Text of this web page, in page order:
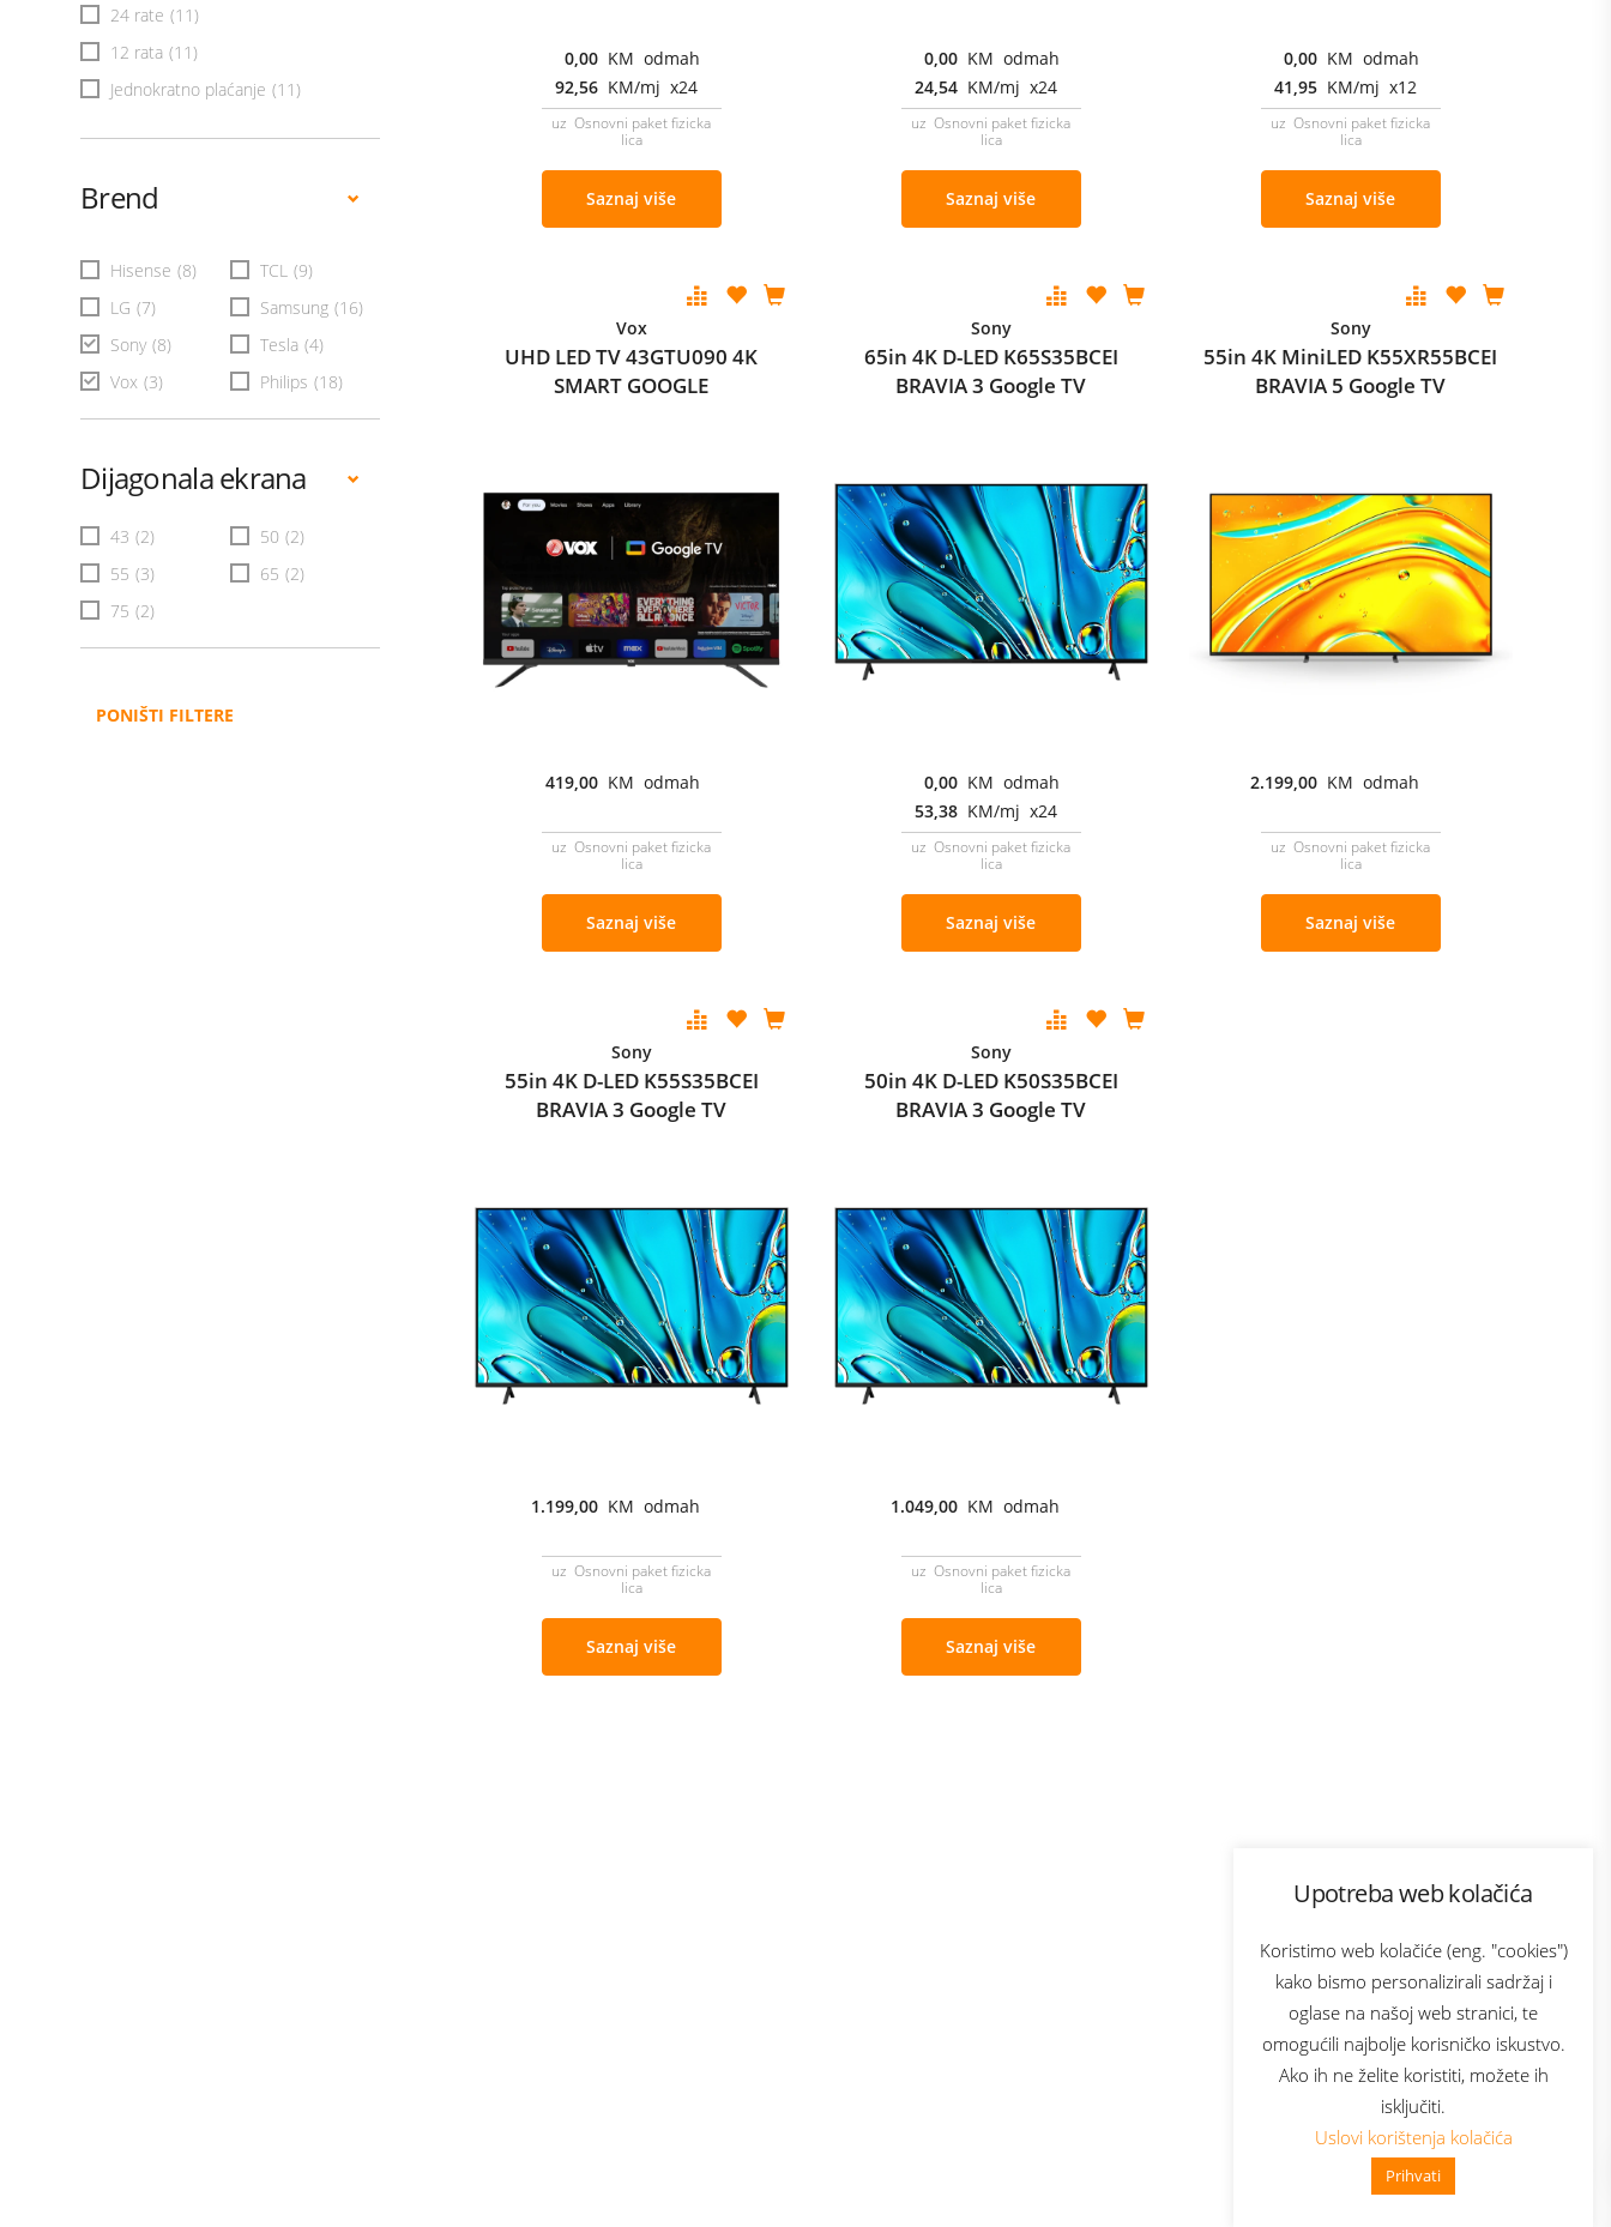
Upotreba web kolačića
Koristimo web kolačiće (eng. "cookies")
kako bismo personalizirali sadržaj i
oglase na našoj web stranici, te
omogućili najbolje korisničko iskustvo.
Ako ih ne želite koristiti, možete ih
isključiti.
Uslovi korištenja kolačića
Prihvati
👋 Zdravo, kako mogu pomoći?
24 rate (11)
12 rata (11)
Jednokratno plaćanje (11)
Brend
Hisense (8) TCL (9)
LG (7) Samsung (16)
Sony (8) Tesla (4)
Vox (3) Philips (18)
Dijagonala ekrana
43 (2) 50 (2)
55 (3) 65 (2)
75 (2)
PONIŠTI FILTERE
0,00 KM odmah
92,56 KM/mj x24
uz Osnovni paket fizicka
lica
Saznaj više
0,00 KM odmah
24,54 KM/mj x24
uz Osnovni paket fizicka
lica
Saznaj više
0,00 KM odmah
41,95 KM/mj x12
uz Osnovni paket fizicka
lica
Saznaj više
Vox
UHD LED TV 43GTU090 4K
SMART GOOGLE
419,00 KM odmah
uz Osnovni paket fizicka
lica
Saznaj više
Sony
65in 4K D-LED K65S35BCEI
BRAVIA 3 Google TV
0,00 KM odmah
53,38 KM/mj x24
uz Osnovni paket fizicka
lica
Saznaj više
Sony
55in 4K MiniLED K55XR55BCEI
BRAVIA 5 Google TV
2.199,00 KM odmah
uz Osnovni paket fizicka
lica
Saznaj više
Sony
55in 4K D-LED K55S35BCEI
BRAVIA 3 Google TV
1.199,00 KM odmah
uz Osnovni paket fizicka
lica
Saznaj više
Sony
50in 4K D-LED K50S35BCEI
BRAVIA 3 Google TV
1.049,00 KM odmah
uz Osnovni paket fizicka
lica
Saznaj više
Bonus plus
Prijava za newsletter